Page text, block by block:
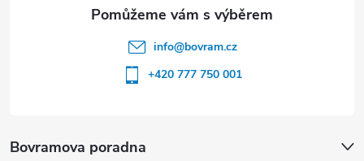
Bovramova poradna
info@bovram.cz
+420 777 750 001